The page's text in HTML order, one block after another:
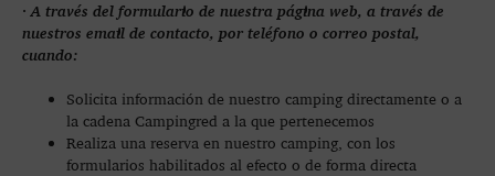
· A través del formulario de nuestra página web, a través de
nuestros email de contacto, por teléfono o correo postal,
cuando:
Solicita información de nuestro camping directamente o a
la cadena Campingred a la que pertenecemos
Realiza una reserva en nuestro camping, con los
formularios habilitados al efecto o de forma directa